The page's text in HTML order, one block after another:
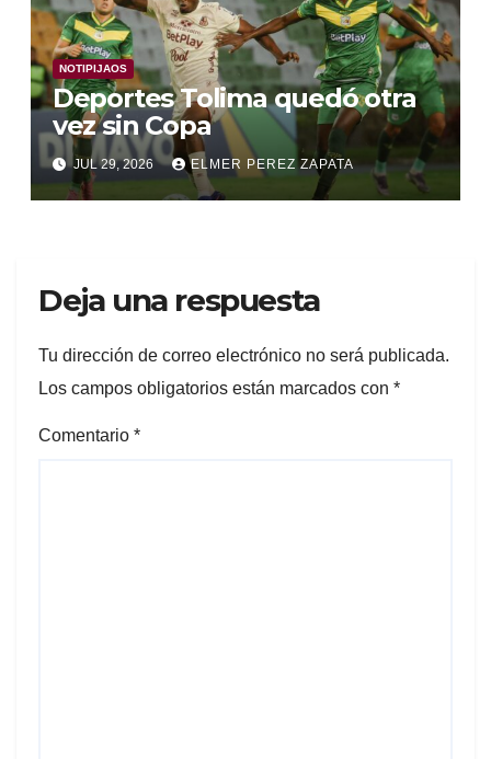
NOTIPIJAOS
Deportes Tolima quedó otra
vez sin Copa
JUL 29, 2026 ELMER PEREZ ZAPATA
Deja una respuesta
Tu dirección de correo electrónico no será publicada.
Los campos obligatorios están marcados con *
Comentario *